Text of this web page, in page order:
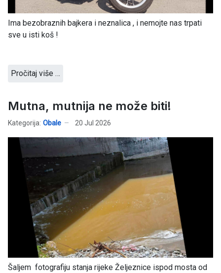
Ima bezobraznih bajkera i neznalica , i nemojte nas trpati
sve u isti koš !
Pročitaj više …
Mutna, mutnija ne može biti!
Kategorija: Obale 20 Jul 2026
Šaljem fotografiju stanja rijeke Željeznice ispod mosta od